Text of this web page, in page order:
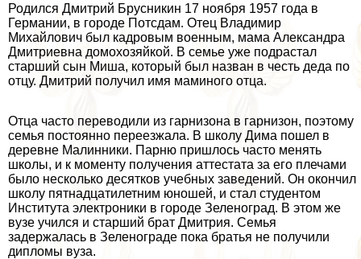
Родился Дмитрий Брусникин 17 ноября 1957 года в
Германии, в городе Потсдам. Отец Владимир
Михайлович был кадровым военным, мама Александра
Дмитриевна домохозяйкой. В семье уже подрастал
старший сын Миша, который был назван в честь деда по
отцу. Дмитрий получил имя маминого отца.
Отца часто переводили из гарнизона в гарнизон, поэтому
семья постоянно переезжала. В школу Дима пошел в
деревне Малинники. Парню пришлось часто менять
школы, и к моменту получения аттестата за его плечами
было несколько десятков учебных заведений. Он окончил
школу пятнадцатилетним юношей, и стал студентом
Института электроники в городе Зеленоград. В этом же
вузе учился и старший брат Дмитрия. Семья
задержалась в Зеленограде пока братья не получили
дипломы вуза.